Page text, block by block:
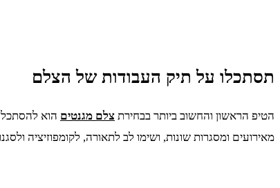
תסתכלו על תיק העבודות של הצלם
הטיפ הראשון והחשוב ביותר בבחירת צלם מגנטים הוא להסתכל
מאירועים ומסגרות שונות, ושימו לב לתאורה, לקומפוזיציה